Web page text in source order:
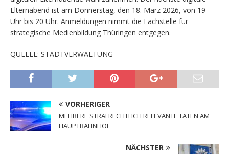
Elternabend ist am Donnerstag, den 18. März 2026, von 19
Uhr bis 20 Uhr. Anmeldungen nimmt die Fachstelle für
strategische Medienbildung Thüringen entgegen.
QUELLE: STADTVERWALTUNG
VORHERIGER
MEHRERE STRAFRECHTLICH RELEVANTE TATEN AM
HAUPTBAHNHOF
NÄCHSTER